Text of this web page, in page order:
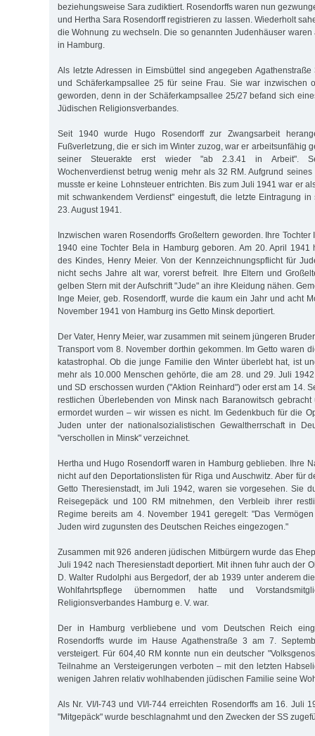
beziehungsweise Sara zudiktiert. Rosendorffs waren nun
und Hertha Sara Rosendorff registrieren zu lassen. Wiederholt
die Wohnung zu wechseln. Die so genannten Judenhäuser waren
in Hamburg.
Als letzte Adressen in Eimsbüttel sind angegeben
und Schäferkampsallee 25 für seine Frau. Sie war inzwischen
geworden, denn in der Schäferkampsallee 25/27 befand sich
Jüdischen Religionsverbandes.
Seit 1940 wurde Hugo Rosendorff zur Zwangsarbeit
Fußverletzung, die er sich im Winter zuzog, war er arbeitsunfähig
seiner Steuerakte erst wieder "ab 2.3.41 in Arbeit".
Wochenverdienst betrug wenig mehr als 32 RM. Aufgrund
musste er keine Lohnsteuer entrichten. Bis zum Juli 1941 war er
mit schwankendem Verdienst" eingestuft, die letzte Eintragung
23. August 1941.
Inzwischen waren Rosendorffs Großeltern geworden. Ihre Tochter
1940 eine Tochter Bela in Hamburg geboren. Am 20. April 1941
des Kindes, Henry Meier. Von der Kennzeichnungspflicht für
nicht sechs Jahre alt war, vorerst befreit. Ihre Eltern und
gelben Stern mit der Aufschrift "Jude" an ihre Kleidung nähen.
Inge Meier, geb. Rosendorff, wurde die kaum ein Jahr und acht
November 1941 von Hamburg ins Getto Minsk deportiert.
Der Vater, Henry Meier, war zusammen mit seinem jüngeren
Transport vom 8. November dorthin gekommen. Im Getto waren
katastrophal. Ob die junge Familie den Winter überlebt hat, ist
mehr als 10.000 Menschen gehörte, die am 28. und 29. Juli
und SD erschossen wurden ("Aktion Reinhard") oder erst am 14.
restlichen Überlebenden von Minsk nach Baranowitsch
ermordet wurden – wir wissen es nicht. Im Gedenkbuch für die
Juden unter der nationalsozialistischen Gewaltherrschaft in
"verschollen in Minsk" verzeichnet.
Hertha und Hugo Rosendorff waren in Hamburg geblieben. Ihre
nicht auf den Deportationslisten für Riga und Auschwitz. Aber für
Getto Theresienstadt, im Juli 1942, waren sie vorgesehen. Sie
Reisegepäck und 100 RM mitnehmen, den Verbleib ihrer
Regime bereits am 4. November 1941 geregelt: "Das
Juden wird zugunsten des Deutschen Reiches eingezogen."
Zusammen mit 926 anderen jüdischen Mitbürgern wurde das
Juli 1942 nach Theresienstadt deportiert. Mit ihnen fuhr auch der
D. Walter Rudolphi aus Bergedorf, der ab 1939 unter anderem
Wohlfahrtspflege übernommen hatte und
Religionsverbandes Hamburg e. V. war.
Der in Hamburg verbliebene und vom Deutschen Reich
Rosendorffs wurde im Hause Agathenstraße 3 am 7.
versteigert. Für 604,40 RM konnte nun ein deutscher
Teilnahme an Versteigerungen verboten – mit den letzten
wenigen Jahren relativ wohlhabenden jüdischen Familie seine
Als Nr. VI/I-743 und VI/I-744 erreichten Rosendorffs am 16. Juli
"Mitgepäck" wurde beschlagnahmt und den Zwecken der SS